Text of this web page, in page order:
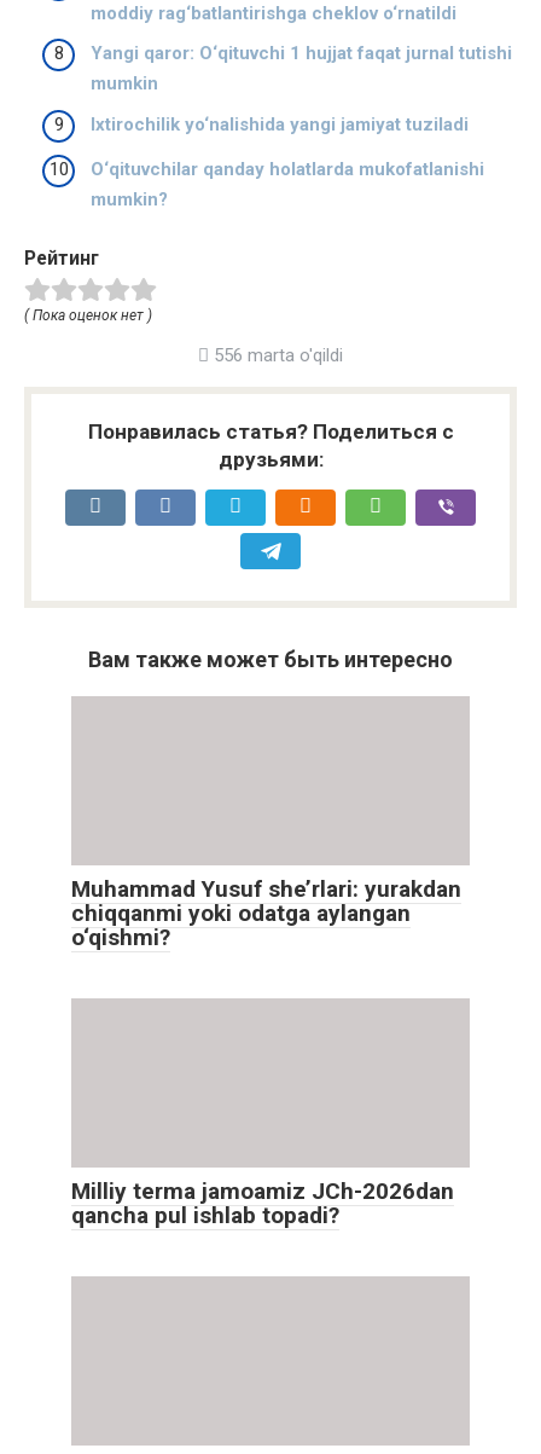
moddiy rag‘batlantirishga cheklov o‘rnatildi
Yangi qaror: O‘qituvchi 1 hujjat faqat jurnal tutishi
mumkin
Ixtirochilik yo‘nalishida yangi jamiyat tuziladi
O‘qituvchilar qanday holatlarda mukofatlanishi
mumkin?
Рейтинг
( Пока оценок нет )
556 marta o'qildi
Понравилась статья? Поделиться с
друзьями:
Вам также может быть интересно
Muhammad Yusuf she’rlari: yurakdan
chiqqanmi yoki odatga aylangan
o‘qishmi?
Milliy terma jamoamiz JCh-2026dan
qancha pul ishlab topadi?